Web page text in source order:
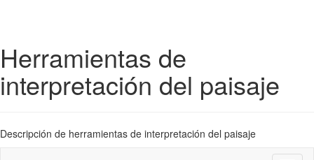
Herramientas de
interpretación del paisaje
Descripción de herramientas de interpretación del paisaje